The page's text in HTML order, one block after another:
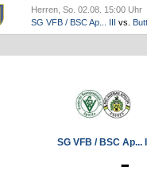
Herren, So. 02.08. 15:00 Uhr
SG VFB / BSC Ap... III vs.
SG VFB / BSC Ap...
-